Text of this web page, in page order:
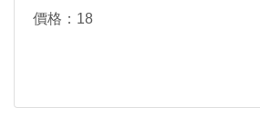
價格：18